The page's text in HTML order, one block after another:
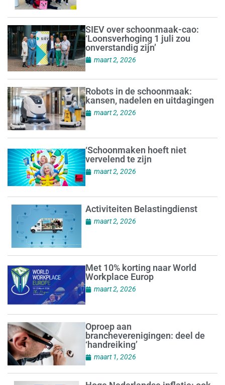
SIEV over schoonmaak-cao:
‘Loonsverhoging 1 juli zou
onverstandig zijn’
maart 2, 2026
Robots in de schoonmaak:
kansen, nadelen en uitdagingen
maart 2, 2026
‘Schoonmaken hoeft niet
vervelend te zijn
maart 2, 2026
Activiteiten Belastingdienst
maart 2, 2026
Met 10% korting naar World
Workplace Europ
maart 2, 2026
Oproep aan
brancheverenigingen: deel de
‘handreiking’
maart 1, 2026